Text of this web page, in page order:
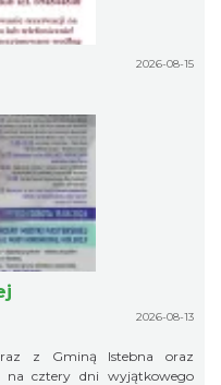
2026-08-15
2026-08-13
z Gminą Istebna oraz
na cztery dni wyjątkowego